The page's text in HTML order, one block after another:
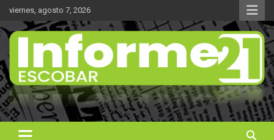
Saltar
contenido
viernes, agosto 7, 2026
Informe 21
Noticas reales